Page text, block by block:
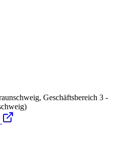
Geschäftsbereich 3 -